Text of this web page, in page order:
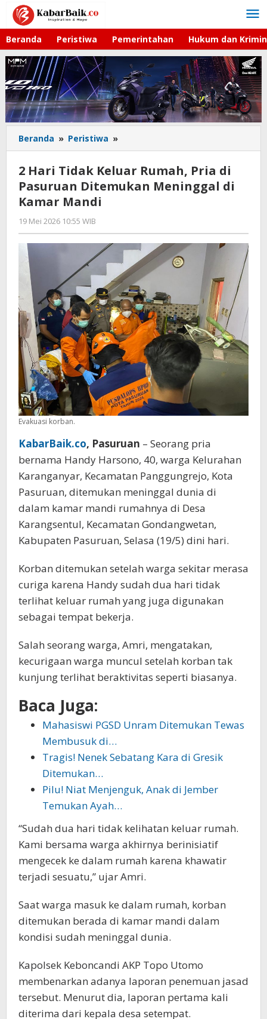
Lewati
konten
Beranda Peristiwa Pemerintahan Hukum dan
Beranda » Peristiwa »
Hari
Keluar
Rumah,
Meninggal
di
Kamar
Mandi
2 Hari Tidak Keluar Rumah, Pria di
Pasuruan Ditemukan Meninggal di
Kamar Mandi
19 Mei 2026 10:55 WIB
Andika
DP
Evakuasi korban.
KabarBaik.co, Pasuruan – Seorang pria
bernama Handy Harsono, 40, warga Kelurahan
Karanganyar, Kecamatan Panggungrejo, Kota
Pasuruan, ditemukan meninggal dunia di
dalam kamar mandi rumahnya di Desa
Karangsentul, Kecamatan Gondangwetan,
Kabupaten Pasuruan, Selasa (19/5) dini hari.
Korban ditemukan setelah warga sekitar merasa
curiga karena Handy sudah dua hari tidak
terlihat keluar rumah yang juga digunakan
sebagai tempat bekerja.
Salah seorang warga, Amri, mengatakan,
kecurigaan warga muncul setelah korban tak
kunjung terlihat beraktivitas seperti biasanya.
Baca Juga:
Mahasiswi PGSD Unram Ditemukan Tewas
Membusuk di…
Tragis! Nenek Sebatang Kara di Gresik
Ditemukan…
Pilu! Niat Menjenguk, Anak di Jember
Temukan Ayah…
“Sudah dua hari tidak kelihatan keluar rumah.
Kami bersama warga akhirnya berinisiatif
mengecek ke dalam rumah karena khawatir
terjadi sesuatu,” ujar Amri.
Saat warga masuk ke dalam rumah, korban
ditemukan berada di kamar mandi dalam
kondisi sudah meninggal dunia.
Kapolsek Keboncandi AKP Topo Utomo
membenarkan adanya laporan penemuan jasad
tersebut. Menurut dia, laporan pertama kali
diterima dari kepala desa setempat.